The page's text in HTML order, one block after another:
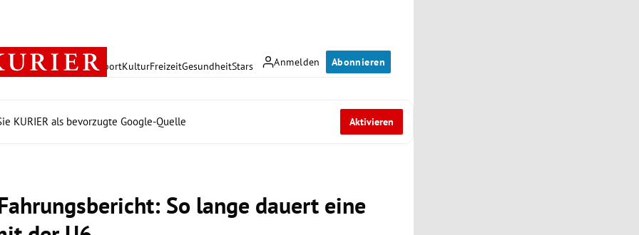
Anmelden Abonnieren
PolitikWirtschaft SportKulturFreizeitGesundheitStars
KURIER als bevorzugte Google-Quelle Aktivieren
So lange dauert eine